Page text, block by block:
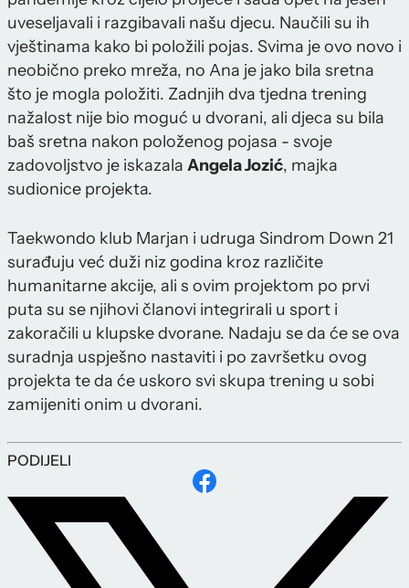
uveseljavali i razgibavali našu djecu. Naučili su ih
vještinama kako bi položili pojas. Svima je ovo novo i
neobično preko mreža, no Ana je jako bila sretna
što je mogla položiti. Zadnjih dva tjedna trening
nažalost nije bio moguć u dvorani, ali djeca su bila
baš sretna nakon položenog pojasa - svoje
zadovoljstvo je iskazala Angela Jozić, majka
sudionice projekta.
Taekwondo klub Marjan i udruga Sindrom Down 21
surađuju već duži niz godina kroz različite
humanitarne akcije, ali s ovim projektom po prvi
puta su se njihovi članovi integrirali u sport i
zakoračili u klupske dvorane. Nadaju se da će se ova
suradnja uspješno nastaviti i po završetku ovog
projekta te da će uskoro svi skupa trening u sobi
zamijeniti onim u dvorani.
PODIJELI